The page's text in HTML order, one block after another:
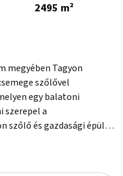
2495 m²
megyében Tagyon
szőlővel
egy balatoni
szerepel a
szőlő és gazdasági épület
aszfaltos és